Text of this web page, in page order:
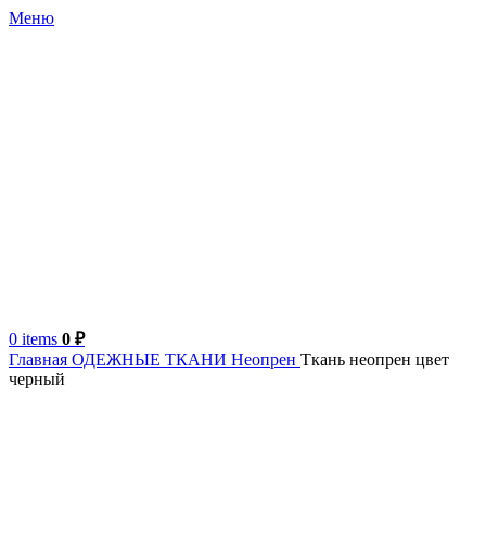
Меню
0 items 0 ₽
Главная ОДЕЖНЫЕ ТКАНИ Неопрен Ткань неопрен цвет
черный